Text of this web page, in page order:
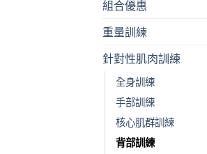
組合優惠
重量訓練
針對性肌肉訓練
全身訓練
手部訓練
核心肌群訓練
背部訓練